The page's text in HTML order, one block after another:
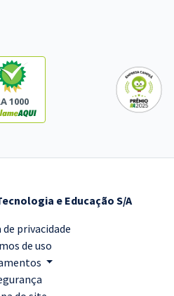
1000
e Educação S/A
privacidade
de uso